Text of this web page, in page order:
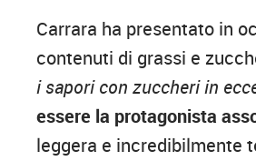
Carrara ha presentato in
contenuti di grassi e
i sapori con zuccheri in
essere la protagonista
leggera e incredibilmente